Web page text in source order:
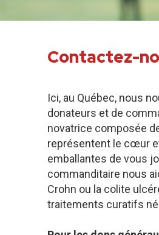
Contactez-
Ici, au Québec, nous
donateurs et de
novatrice composée
représentent le cœur
emballantes de vous
commanditaire nous
Crohn ou la colite
traitements curatifs